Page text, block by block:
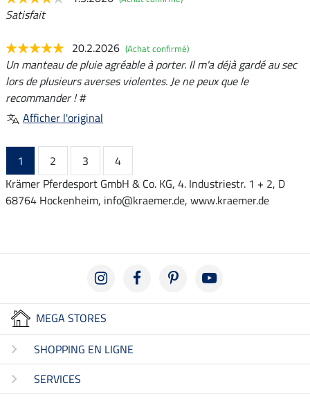
Satisfait
20.2.2026 (Achat confirmé)
Un manteau de pluie agréable à porter. Il m'a déjà gardé au sec
lors de plusieurs averses violentes. Je ne peux que le
recommander ! #
Afficher l'original
1 2 3
4
Krämer Pferdesport GmbH & Co. KG, 4. Industriestr. 1 + 2, D
68764 Hockenheim, info@kraemer.de, www.kraemer.de
MEGA STORES
SHOPPING EN LIGNE
SERVICES